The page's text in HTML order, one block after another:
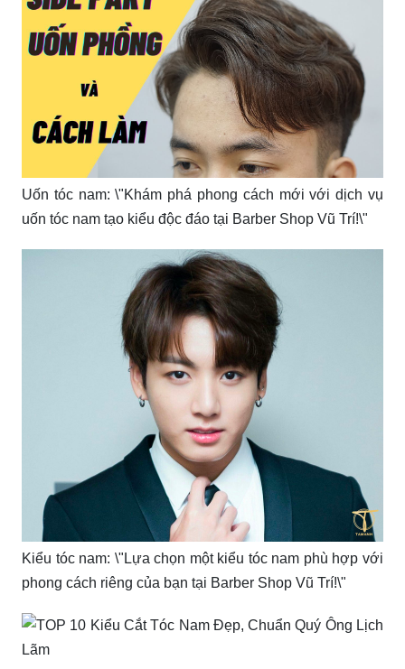
Uốn tóc nam: \"Khám phá phong cách mới với dịch vụ
uốn tóc nam tạo kiểu độc đáo tại Barber Shop Vũ Trí!\"
Kiểu tóc nam: \"Lựa chọn một kiểu tóc nam phù hợp với
phong cách riêng của bạn tại Barber Shop Vũ Trí!\"